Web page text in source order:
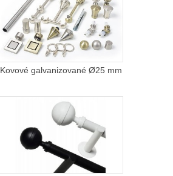
Kovové galvanizované Ø25 mm